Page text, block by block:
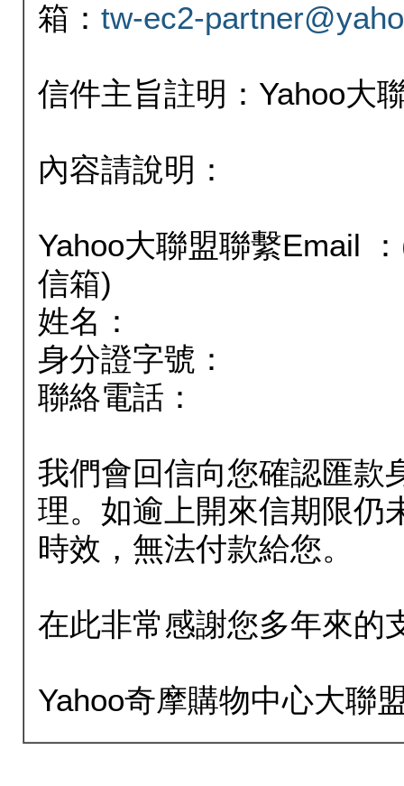
箱： tw-ec2-
信件主旨註明：Yahoo大
內容請說明：
Yahoo大聯盟聯繫Email
信箱)
姓名：
身分證字號：
聯絡電話：
我們會回信向您確認匯款
理。如逾上開來信期限仍
時效，無法付款給您。
在此非常感謝您多年來的
Yahoo奇摩購物中心大